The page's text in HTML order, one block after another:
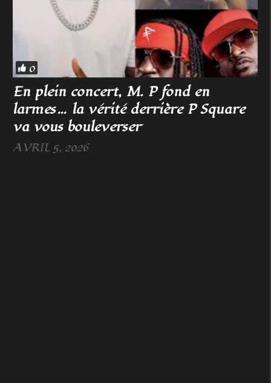
0
En plein concert, M. P fond en
larmes… la vérité derrière P Square
va vous bouleverser
AVRIL 5, 2026